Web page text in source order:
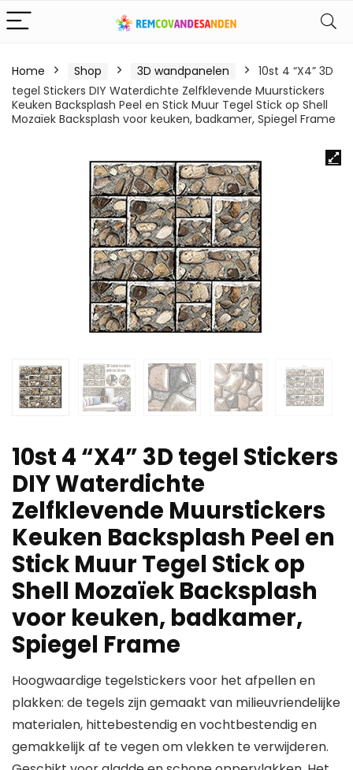
Home Shop 3D wandpanelen
10st 4 “X4” 3D
tegel Stickers DIY Waterdichte Zelfklevende Muurstickers
Keuken Backsplash Peel en Stick Muur Tegel Stick op Shell
Mozaïek Backsplash voor keuken, badkamer, Spiegel Frame
10st 4 “X4” 3D tegel Stickers
DIY Waterdichte
Zelfklevende Muurstickers
Keuken Backsplash Peel en
Stick Muur Tegel Stick op
Shell Mozaïek Backsplash
voor keuken, badkamer,
Spiegel Frame
Hoogwaardige tegelstickers voor het afpellen en
plakken: de tegels zijn gemaakt van milieuvriendelijke
materialen, hittebestendig en vochtbestendig en
gemakkelijk af te vegen om vlekken te verwijderen.